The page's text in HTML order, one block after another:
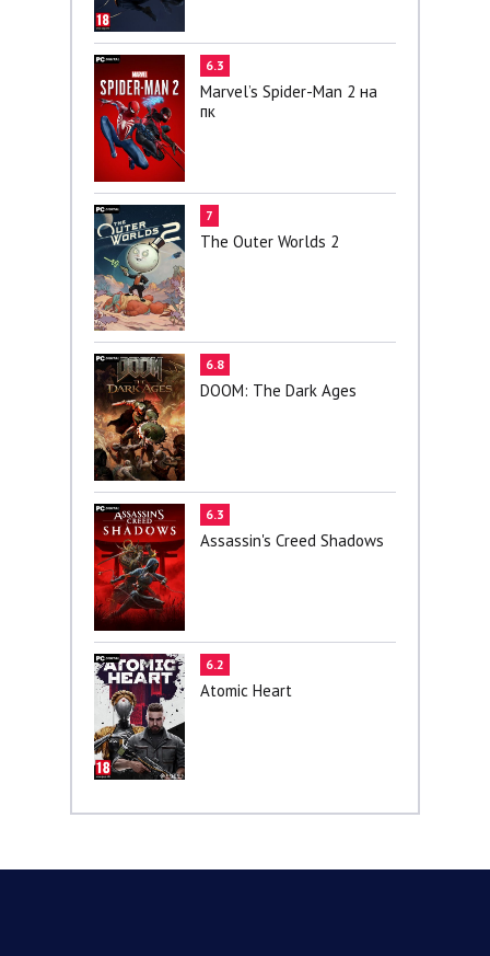
6.3
Marvel’s Spider-Man 2 на
пк
7
The Outer Worlds 2
6.8
DOOM: The Dark Ages
6.3
Assassin's Creed Shadows
6.2
Atomic Heart